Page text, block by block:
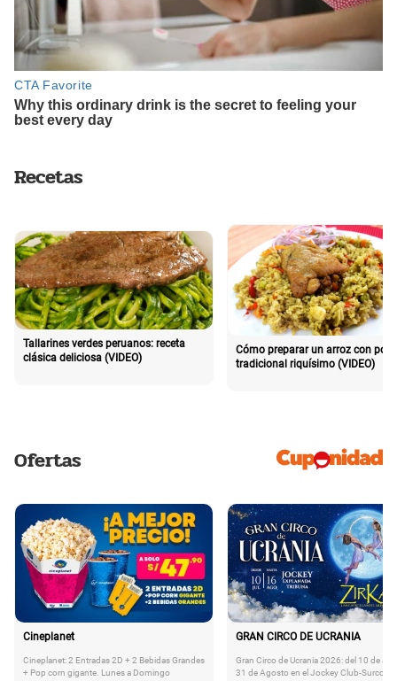
Recetas
Tallarines verdes peruanos: receta
clásica deliciosa (VIDEO)
Cómo preparar un arroz con pollo
tradicional riquísimo (VIDEO)
Ofertas
Cineplanet
Cineplanet: 2 Entradas 2D + 2 Bebidas Grandes
+ Pop corn gigante. Lunes a Domingo
GRAN CIRCO DE UCRANIA
Gran Circo de Ucrania 2026: del 10 de
31 de Agosto en el Jockey Club-Surco